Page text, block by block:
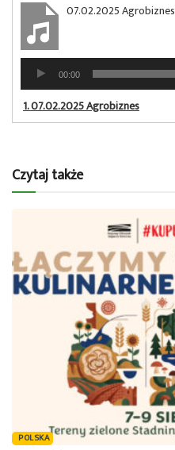
07.02.2025 Agrobiznes
Odtwarzacz
plików
dźwiękowych
00:00
1.07.02.2025 Agrobiznes
Czytaj także
POLSKA